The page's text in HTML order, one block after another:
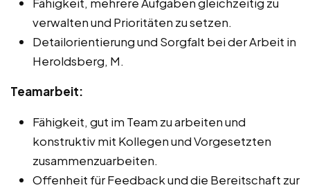
verwalten und Prioritäten zu setzen.
Detailorientierung und Sorgfalt bei der Arbeit in
Heroldsberg, M.
Teamarbeit:
Fähigkeit, gut im Team zu arbeiten und
konstruktiv mit Kollegen und Vorgesetzten
zusammenzuarbeiten.
Offenheit für Feedback und die Bereitschaft zur